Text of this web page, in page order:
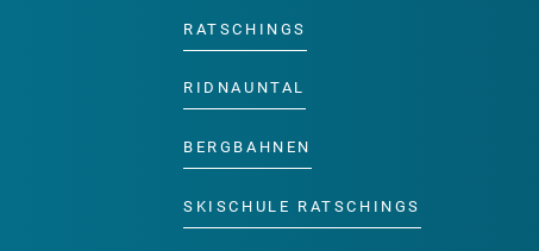
RATSCHINGS
RIDNAUNTAL
BERGBAHNEN
SKISCHULE RATSCHINGS